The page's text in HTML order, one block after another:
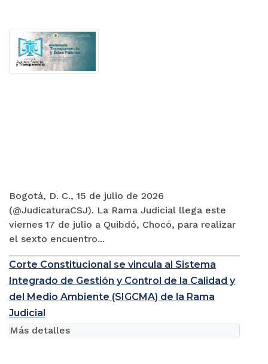
Bogotá, D. C., 15 de julio de 2026
(@JudicaturaCSJ). La Rama Judicial llega este
viernes 17 de julio a Quibdó, Chocó, para realizar
el sexto encuentro...
Corte Constitucional se vincula al Sistema
Integrado de Gestión y Control de la Calidad y
del Medio Ambiente (SIGCMA) de la Rama
Judicial
Más detalles